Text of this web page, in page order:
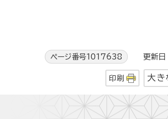
ページ番号1017638 更新日
印刷 大き